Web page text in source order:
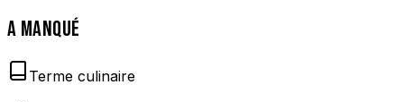
A MANQUÉ
Terme culinaire